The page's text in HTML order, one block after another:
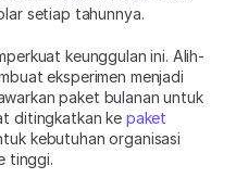
setiap tahunnya.
keunggulan ini. Alih-
eksperimen menjadi
paket bulanan untuk
ditingkatkan ke paket
kebutuhan organisasi
tinggi.